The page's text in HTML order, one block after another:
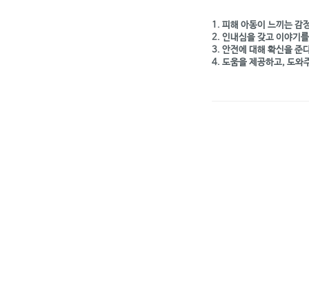
1. 피해 아동이 느끼는 감
2. 인내심을 갖고 이야기
3. 안전에 대해 확신을 준
4. 도움을 제공하고, 도와